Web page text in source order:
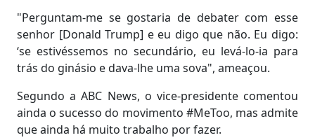
"Perguntam-me se gostaria de debater com esse
senhor [Donald Trump] e eu digo que não. Eu digo:
‘se estivéssemos no secundário, eu levá-lo-ia para
trás do ginásio e dava-lhe uma sova", ameaçou.
Segundo a ABC News, o vice-presidente comentou
ainda o sucesso do movimento #MeToo, mas admite
que ainda há muito trabalho por fazer.